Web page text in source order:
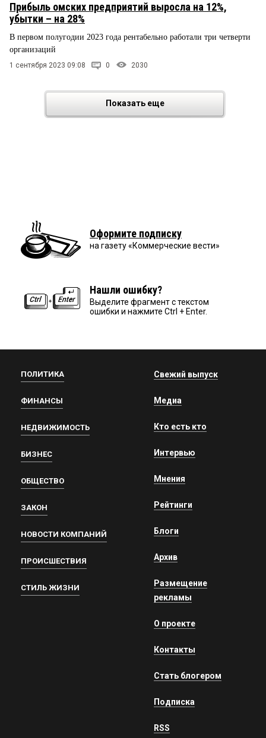
Прибыль омских предприятий выросла на 12%,
убытки – на 28%
В первом полугодии 2023 года рентабельно работали три четверти
организаций
1 сентября 2023 09:08 0 2030
Показать еще
Оформите подписку
на газету «Коммерческие вести»
Нашли ошибку?
Выделите фрагмент с текстом
ошибки и нажмите Ctrl + Enter.
ПОЛИТИКА
ФИНАНСЫ
НЕДВИЖИМОСТЬ
БИЗНЕС
ОБЩЕСТВО
ЗАКОН
НОВОСТИ КОМПАНИЙ
ПРОИСШЕСТВИЯ
СТИЛЬ ЖИЗНИ
Свежий выпуск
Медиа
Кто есть кто
Интервью
Мнения
Рейтинги
Блоги
Архив
Размещение
рекламы
О проекте
Контакты
Стать блогером
Подписка
RSS